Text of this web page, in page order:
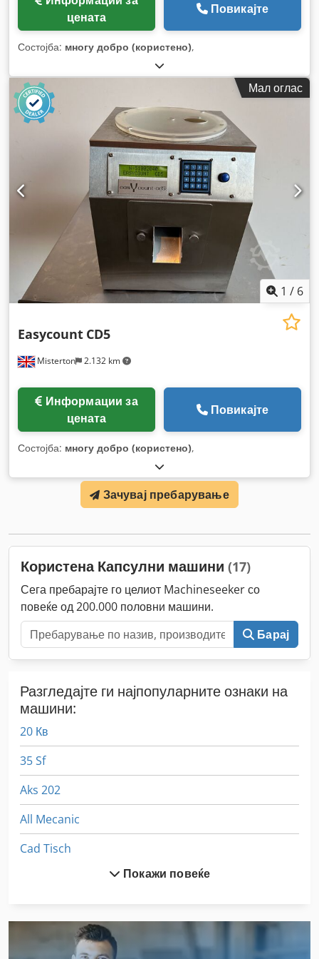
цената
Повикајте
Состојба: многу добро (користено),
Мал оглас
1 / 6
Misterton 2.132 km
Easycount CD5
цената
Повикајте
Состојба: многу добро (користено),
Зачувај пребарување
Користена Капсулни машини (17)
Сега пребарајте го целиот Machineseeker со
повеќе од 200.000 половни машини.
Барај
Разгледајте ги најпопуларните ознаки на
машини:
20 Кв
35 Sf
Aks 202
All Mecanic
Cad Tisch
Покажи повеќе